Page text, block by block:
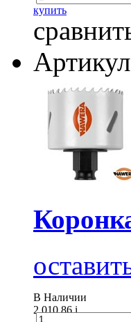
купить
В Наличии
2 010.86i